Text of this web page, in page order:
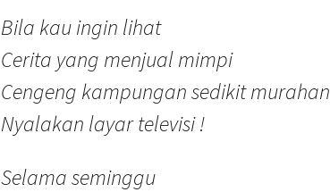
Bila kau ingin lihat
Cerita yang menjual mimpi
Cengeng kampungan sedikit murahan
Nyalakan layar televisi !
Selama seminggu